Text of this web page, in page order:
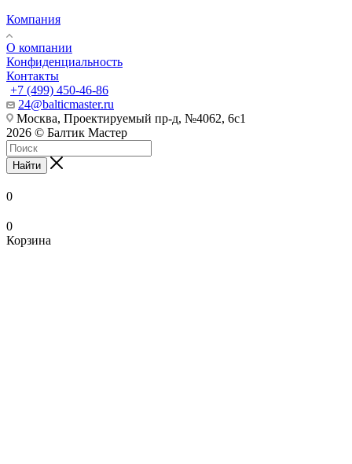
Компания
О компании
Конфиденциальность
Контакты
+7 (499) 450-46-86
24@balticmaster.ru
Москва, Проектируемый пр-д, №4062, 6с1
2026 © Балтик Мастер
Найти
0
0
Корзина